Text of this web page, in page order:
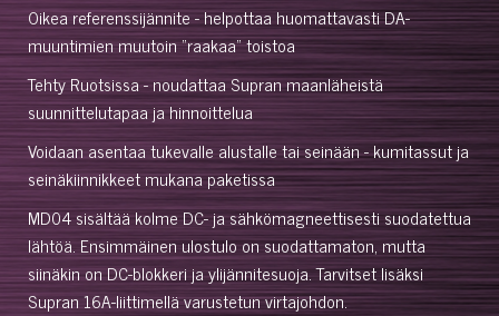
Oikea referenssijännite - helpottaa huomattavasti DA-
muuntimien muutoin "raakaa" toistoa
Tehty Ruotsissa - noudattaa Supran maanläheistä
suunnittelutapaa ja hinnoittelua
Voidaan asentaa tukevalle alustalle tai seinään - kumitassut ja
seinäkiinnikkeet mukana paketissa
MD04 sisältää kolme DC- ja sähkömagneettisesti suodatettua
lähtöä. Ensimmäinen ulostulo on suodattamaton, mutta
siinäkin on DC-blokkeri ja ylijännitesuoja. Tarvitset lisäksi
Supran 16A-liittimellä varustetun virtajohdon.